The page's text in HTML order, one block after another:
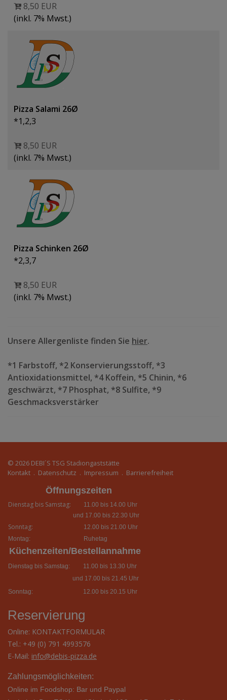
8,50 EUR
(inkl. 7% Mwst.)
Pizza Salami 26Ø
*1,2,3
8,50 EUR
(inkl. 7% Mwst.)
Pizza Schinken 26Ø
*2,3,7
8,50 EUR
(inkl. 7% Mwst.)
Unsere Allergenliste finden Sie hier.
*1 Farbstoff, *2 Konservierungsstoff, *3
Antioxidationsmittel, *4 Koffein, *5 Chinin, *6
geschwärzt, *7 Phosphat, *8 Sulfite, *9
Geschmacksverstärker
© 2026 DEBI´S TSG Stadiongaststätte
Kontakt . Datenschutz . Impressum . Barrierefreiheit
Öffnungszeiten
Dienstag bis Samstag:
11.00 bis 14.00 Uhr
und 17.00 bis 22.30 Uhr
Sonntag:
12.00 bis 21.00 Uhr
Montag:
Ruhetag
Küchenzeiten/Bestellannahme
Dienstag bis Samstag:
11.00 bis 13.30 Uhr
und 17.00 bis 21.45 Uhr
Sonntag:
12.00 bis 20.15 Uhr
Reservierung
Online: KONTAKTFORMULAR
Tel.: +49 (0) 791 4993576
E-Mail: info@debis-pizza.de
Zahlungsmöglichkeiten:
Online im Foodshop: Bar und Paypal